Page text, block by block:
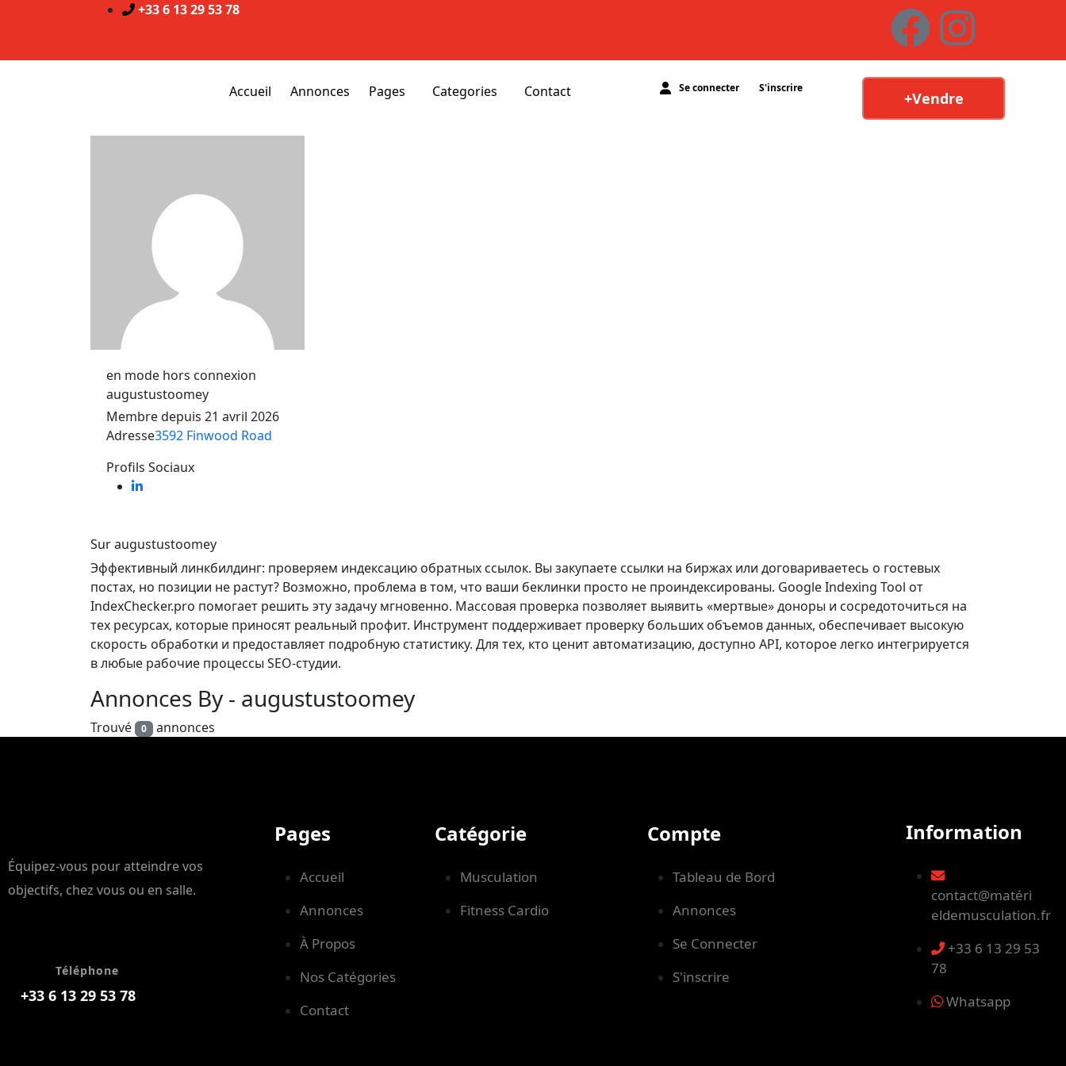
+33 6 13 29 53 78
Accueil Annonces Pages Categories Contact Se connecter S'inscrire
+Vendre
en mode hors connexion
augustustoomey
Membre depuis 21 avril 2026
Adresse3592 Finwood Road
Profils Sociaux
Sur augustustoomey
Эффективный линкбилдинг: проверяем индексацию обратных ссылок. Вы закупаете ссылки на биржах или договариваетесь о гостевых
постах, но позиции не растут? Возможно, проблема в том, что ваши беклинки просто не проиндексированы. Google Indexing Tool от
IndexChecker.pro помогает решить эту задачу мгновенно. Массовая проверка позволяет выявить «мертвые» доноры и сосредоточиться на
тех ресурсах, которые приносят реальный профит. Инструмент поддерживает проверку больших объемов данных, обеспечивает высокую
скорость обработки и предоставляет подробную статистику. Для тех, кто ценит автоматизацию, доступно API, которое легко интегрируется
в любые рабочие процессы SEO-студии.
Annonces By - augustustoomey
Trouvé 0 annonces
Équipez-vous pour atteindre vos
objectifs, chez vous ou en salle.
Téléphone
+33 6 13 29 53 78
Pages
Accueil
Annonces
À Propos
Nos Catégories
Contact
Catégorie
Musculation
Fitness Cardio
Compte
Tableau de Bord
Annonces
Se Connecter
S'inscrire
Information
contact@matéri
eldemusculation.fr
+33 6 13 29 53
78
Whatsapp